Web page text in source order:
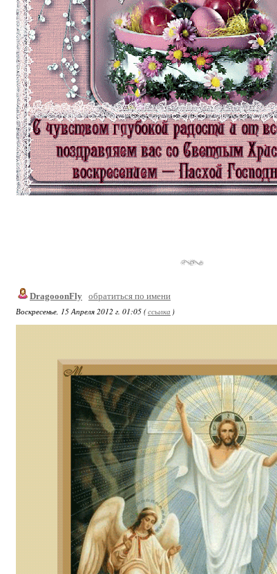
DragooonFly обратиться по имени
Воскресенье, 15 Апреля 2012 г. 01:05 (ссылка )